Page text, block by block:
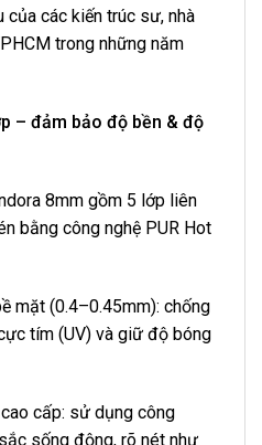
của các kiến trúc sư, nhà
trong những năm
– đảm bảo độ bền & độ
8mm gồm 5 lớp liên
bằng công nghệ PUR Hot
mặt (0.4–0.45mm): chống
tím (UV) và giữ độ bóng
cấp: sử dụng công
sống động, rõ nét như